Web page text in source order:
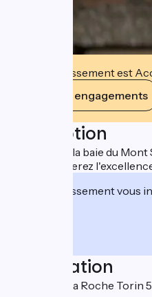
Cet établissement est
Voir ses engagements
Description
Au cœur de la baie du
vous dégusterez
Cet établissement vous
Localisation
34 route de la Roche